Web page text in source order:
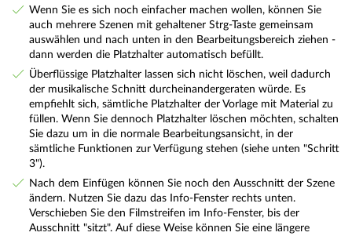
Wenn Sie es sich noch einfacher machen wollen, können Sie
auch mehrere Szenen mit gehaltener Strg-Taste gemeinsam
auswählen und nach unten in den Bearbeitungsbereich ziehen -
dann werden die Platzhalter automatisch befüllt.
Überflüssige Platzhalter lassen sich nicht löschen, weil dadurch
der musikalische Schnitt durcheinandergeraten würde. Es
empfiehlt sich, sämtliche Platzhalter der Vorlage mit Material zu
füllen. Wenn Sie dennoch Platzhalter löschen möchten, schalten
Sie dazu um in die normale Bearbeitungsansicht, in der
sämtliche Funktionen zur Verfügung stehen (siehe unten "Schritt
3").
Nach dem Einfügen können Sie noch den Ausschnitt der Szene
ändern. Nutzen Sie dazu das Info-Fenster rechts unten.
Verschieben Sie den Filmstreifen im Info-Fenster, bis der
Ausschnitt "sitzt". Auf diese Weise können Sie eine längere